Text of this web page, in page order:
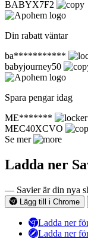
BABYX7F2
Din rabatt väntar
ba***********
babyjourney50
Spara pengar idag
ME*******
MEC40XCVO
Se mer
Ladda ner
— Savier är din nya
Lägg till i Chrome
Ladda ner
Ladda ner